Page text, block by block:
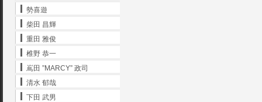
勢喜遊
柴田 昌輝
重田 雅俊
椎野 恭一
嶌田 ”MARCY” 政司
清水 郁哉
下田 武男